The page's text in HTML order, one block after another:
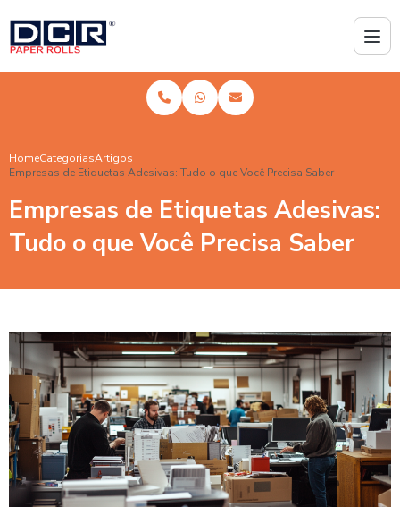
HomeCategoriasArtigos
Empresas de Etiquetas Adesivas: Tudo o que Você Precisa Saber
Empresas de Etiquetas Adesivas:
Tudo o que Você Precisa Saber